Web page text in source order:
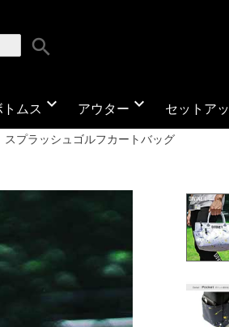
search
トムス expand_more アウター expand_more セットア
スプラッシュゴルフカートバッグ